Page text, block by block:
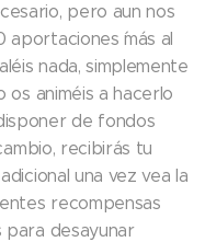
pero aun nos
´más al
nada, simplemente
os animéis a hacerlo
de fondos
recibirás tu
una vez vea la
recompensas
para desayunar